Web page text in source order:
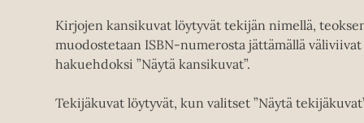
Kirjojen kansikuvat löytyvät tekijän nimellä,
muodostetaan ISBN-numerosta jättämällä väliviivat
hakuehdoksi ”Näytä kansikuvat”.
Tekijäkuvat löytyvät, kun valitset ”Näytä